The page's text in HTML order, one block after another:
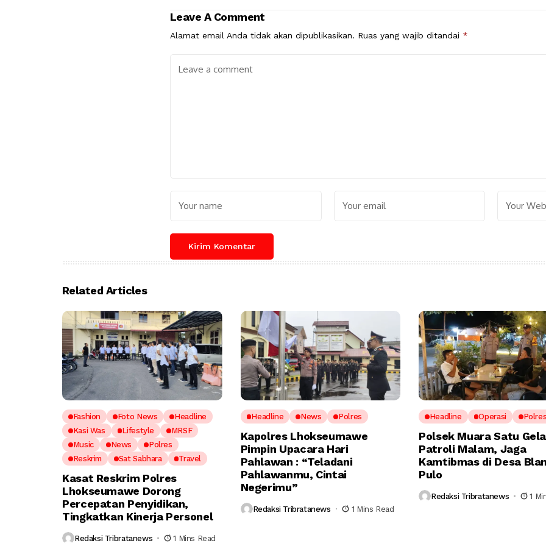
Leave A Comment
Alamat email Anda tidak akan dipublikasikan. Ruas yang wajib ditandai *
Related Articles
Fashion Foto News
Headline
Kasi Was
Lifestyle
MRSF
Music
News
Polres
Reskrim
Sat Sabhara Travel
Kasat Reskrim Polres
Lhokseumawe Dorong
Percepatan Penyidikan,
Tingkatkan Kinerja Personel
Redaksi Tribratanews 1 Mins Read
Headline News Polres
Kapolres Lhokseumawe
Pimpin Upacara Hari
Pahlawan : “Teladani
Pahlawanmu, Cintai
Negerimu”
Redaksi Tribratanews 1 Mins Read
Headline Operasi Polres
Polsek Muara Satu
Patroli Malam, Jaga
Kamtibmas di Desa
Pulo
Redaksi Tribratanews 1